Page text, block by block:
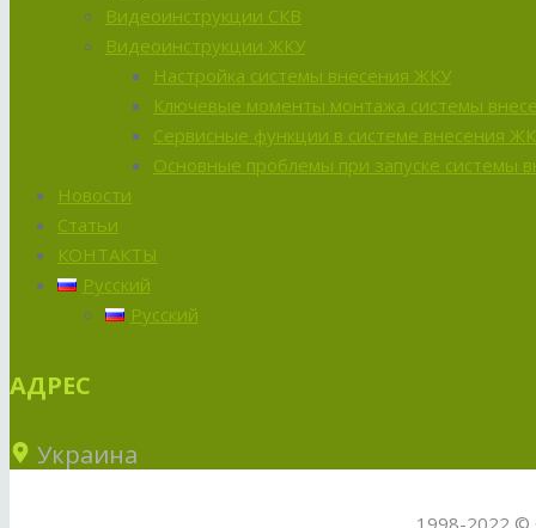
Видеоинструкции СКВ
Видеоинструкции ЖКУ
Настройка системы внесения ЖКУ
Ключевые моменты монтажа системы
Сервисные функции в системе внесения
Основные проблемы при запуске системы
Новости
Статьи
КОНТАКТЫ
Русский
Русский
АДРЕС
Украина